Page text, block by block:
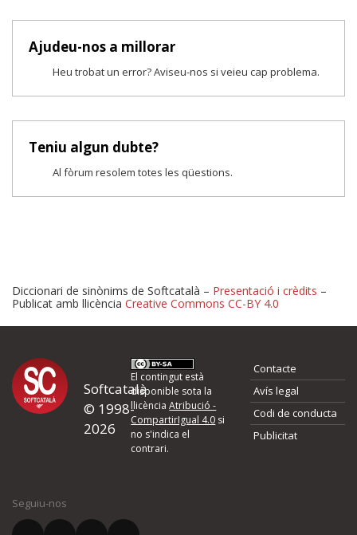
Ajudeu-nos a millorar
Heu trobat un error? Aviseu-nos si veieu cap problema.
Teniu algun dubte?
Al fòrum resolem totes les qüestions.
Proposeu-nos millores o
d'errors
Si heu trobat un error o voleu proposar alguna millora, ompliu els
quina és la millora que proposeu o l'error del qual voleu informar-
Diccionari de sinònims de Softcatalà – Presentació i crèdits –
Publicat amb llicència Creative Commons CC-BY 4.0
Softcatalà
© 1998-
2026
El contingut està
disponible sota la
llicènciaAtribució -
CompartirIgual 4.0 si
no s'indica el
contrari.
Contacte
Avís legal
Codi de conducta
Publicitat
Seguiu-nos